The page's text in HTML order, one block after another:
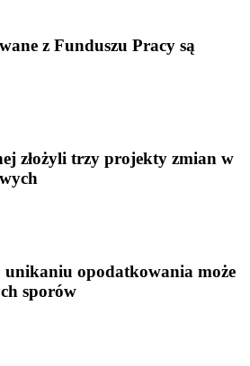
z Funduszu Pracy są
złożyli trzy projekty zmian w
opodatkowania może
sporów